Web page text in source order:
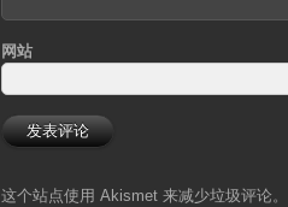
网站
这个站点使用 Akismet 来减少垃圾评论。